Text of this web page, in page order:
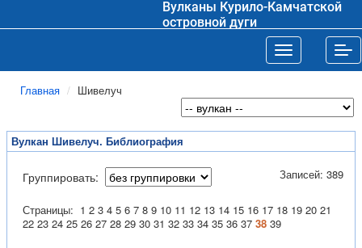
Вулканы Курило-Камчатской
островной дуги
Toggle
Главная Шивелуч
Вулкан Шивелуч. Библиография
Группировать: Записей: 389
Страницы: 1 2 3 4 5 6 7 8 9 10 11 12 13 14 15 16 17 18 19 20 21
22 23 24 25 26 27 28 29 30 31 32 33 34 35 36 37 38 39